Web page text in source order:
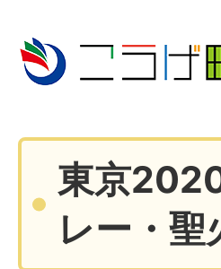
東京
レー・